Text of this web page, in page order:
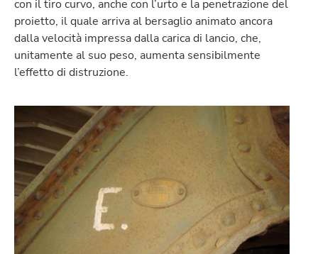
con il tiro curvo, anche con l’urto e la penetrazione del
proietto, il quale arriva al bersaglio animato ancora
dalla velocità impressa dalla carica di lancio, che,
unitamente al suo peso, aumenta sensibilmente
l’effetto di distruzione.